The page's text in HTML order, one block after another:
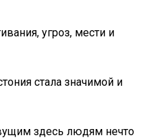
угроз, мести и
стала значимой и
здесь людям нечто